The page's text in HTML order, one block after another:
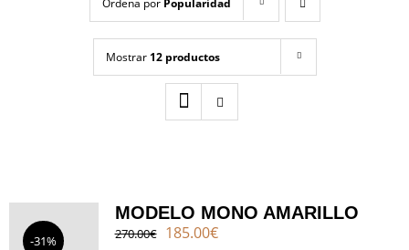
Contacto
Mostrar 12 productos
-31%
MODELO MONO AMARILLO
270.00€ El
185.00€El